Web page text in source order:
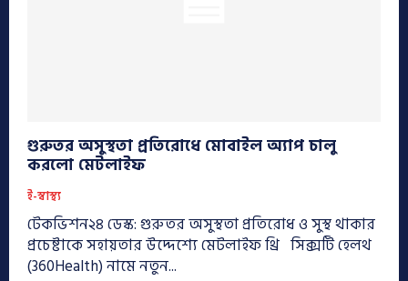
গুরুতর অসুস্থতা প্রতিরোধে মোবাইল অ্যাপ চালু
করলো মেটলাইফ
ই-স্বাস্থ্য
টেকভিশন২৪ ডেস্ক: গুরুতর অসুস্থতা প্রতিরোধ ও সুস্থ থাকার
প্রচেষ্টাকে সহায়তার উদ্দেশ্যে মেটলাইফ থ্রি সিক্সটি হেলথ
(360Health) নামে নতুন...